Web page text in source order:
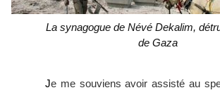
La synagogue de Névé Dekalim,
de Gaza
Je me souviens avoir assisté au